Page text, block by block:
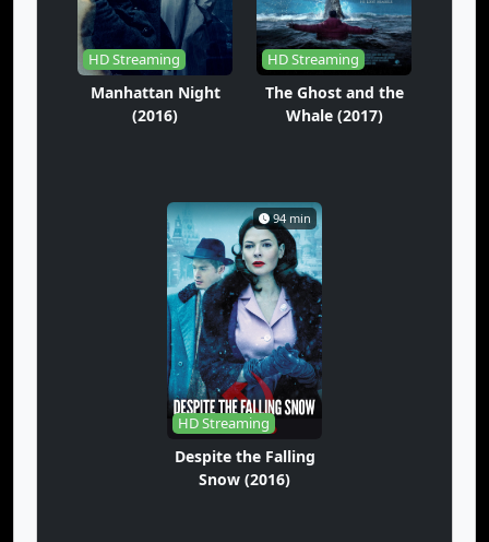
HD Streaming
Manhattan Night
(2016)
HD Streaming
The Ghost and the
Whale (2017)
94 min
HD Streaming
Despite the Falling
Snow (2016)